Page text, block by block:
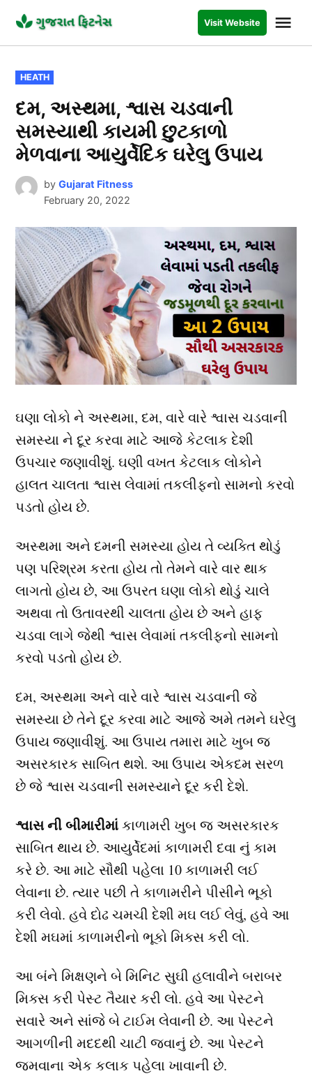
content
FITNESS
Visit Website
POSTED
IN
HEATH
દમ, અસ્થમા, શ્વાસ ચડવાની
સમસ્યાથી કાયમી છુટકાળો
મેળવાના આયુર્વેદિક ઘરેલુ ઉપાય
by Gujarat Fitness
February 20, 2022
ઘણા લોકો ને અસ્થમા, દમ, વારે વારે શ્વાસ ચડવાની
સમસ્યા ને દૂર કરવા માટે આજે કેટલાક દેશી
ઉપચાર જણાવીશું. ઘણી વખત કેટલાક લોકોને
હાલત ચાલતા શ્વાસ લેવામાં તકલીફનો સામનો કરવો
પડતો હોય છે.
અસ્થમા અને દમની સમસ્યા હોય તે વ્યક્તિ થોડું
પણ પરિશ્રમ કરતા હોય તો તેમને વારે વાર થાક
લાગતો હોય છે, આ ઉપરત ઘણા લોકો થોડું ચાલે
અથવા તો ઉતાવરથી ચાલતા હોય છે અને હાફ
ચડવા લાગે જેથી શ્વાસ લેવામાં તકલીફનો સામનો
કરવો પડતો હોય છે.
દમ, અસ્થમા અને વારે વારે શ્વાસ ચડવાની જે
સમસ્યા છે તેને દૂર કરવા માટે આજે અમે તમને ઘરેલુ
ઉપાય જણાવીશું. આ ઉપાય તમારા માટે ખુબ જ
અસરકારક સાબિત થશે. આ ઉપાય એકદમ સરળ
છે જે શ્વાસ ચડવાની સમસ્યાને દૂર કરી દેશે.
શ્વાસ ની બીમારીમાંકાળામરી ખુબ જ અસરકારક
સાબિત થાય છે. આયુર્વેદમાં કાળામરી દવા નું કામ
કરે છે. આ માટે સૌથી પહેલા 10 કાળામરી લઈ
લેવાના છે. ત્યાર પછી તે કાળામરીને પીસીને ભૂકો
કરી લેવો. હવે દોઢ ચમચી દેશી મઘ લઈ લેવું, હવે આ
દેશી મઘમાં કાળામરીનો ભૂકો મિક્સ કરી લો.
આ બંને મિક્ષણને બે મિનિટ સુઘી હલાવીને બરાબર
મિક્સ કરી પેસ્ટ તૈયાર કરી લો. હવે આ પેસ્ટને
સવારે અને સાંજે બે ટાઈમ લેવાની છે. આ પેસ્ટને
આગળીની મદદથી ચાટી જવાનું છે. આ પેસ્ટને
જમવાના એક કલાક પહેલા ખાવાની છે.